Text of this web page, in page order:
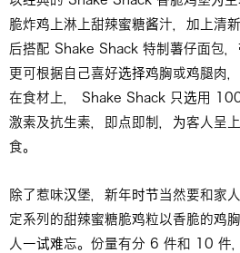
脆炸鸡上淋上甜辣蜜糖酱汁，加上清
后搭配 Shake Shack 特制薯仔面包
更可根据自己喜好选择鸡胸或鸡腿肉
在食材上， Shake Shack 只选用
激素及抗生素，即点即制，为客人呈
食。
除了惹味汉堡，新年时节当然要和家
定系列的甜辣蜜糖脆鸡粒以香脆的鸡
人一试难忘。份量有分 6 件和 10 件